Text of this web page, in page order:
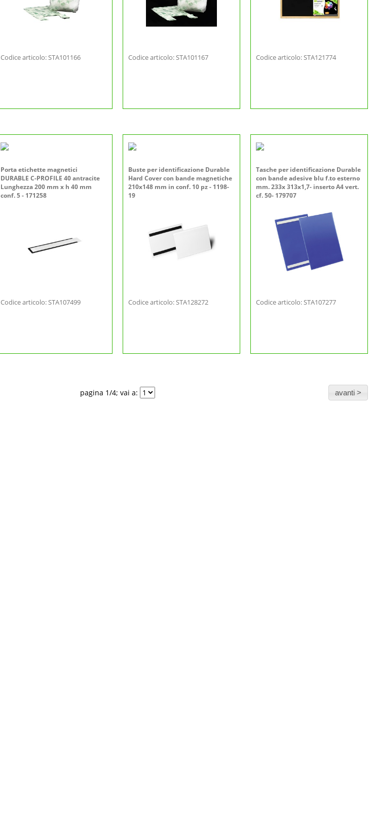
Codice articolo: STA101166 Codice articolo: STA101167 Codice articolo: STA121774
Porta etichette magnetici
DURABLE C-PROFILE 40 antracite
Lunghezza 200 mm x h 40 mm
conf. 5 - 171258
Codice articolo: STA107499
Buste per identificazione Durable
Hard Cover con bande magnetiche
210x148 mm in conf. 10 pz - 1198-
19
Codice articolo: STA128272
Tasche per identificazione Durable
con bande adesive blu f.to esterno
mm. 233x 313x1,7- inserto A4 vert.
cf. 50- 179707
Codice articolo: STA107277
pagina 1/4; vai a: